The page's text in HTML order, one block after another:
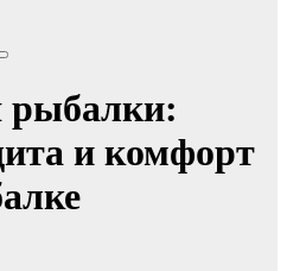
рыбалки:
и комфорт